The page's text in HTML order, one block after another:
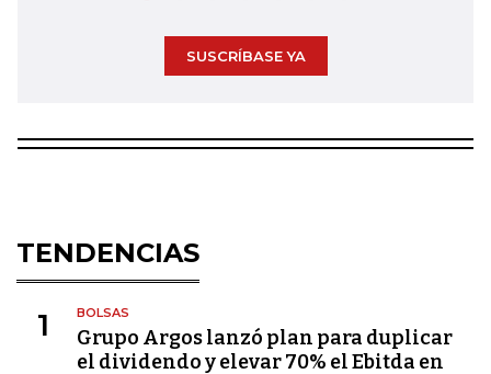
SUSCRÍBASE YA
TENDENCIAS
1 BOLSAS
Grupo Argos lanzó plan para duplicar
el dividendo y elevar 70% el Ebitda en